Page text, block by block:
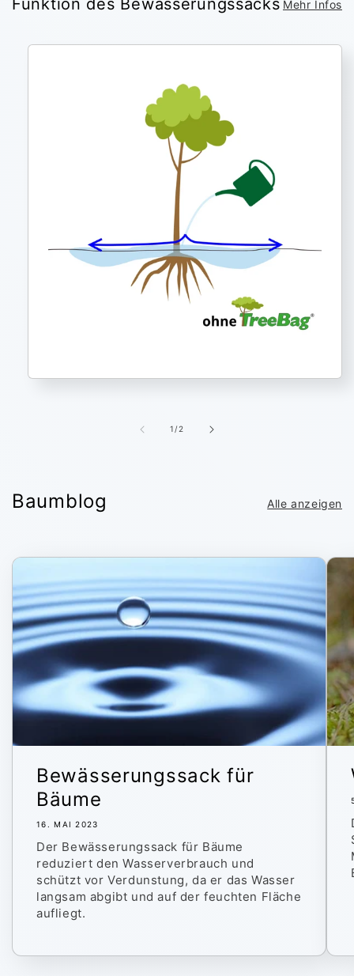
Funktion des Bewässerungssacks Mehr Infos
1 /von
2
Baumblog Alle anzeigen
Bewässerungssack für
Bäume
16. MAI 2023
Der Bewässerungssack für Bäume
reduziert den Wasserverbrauch und
schützt vor Verdunstung, da er das Wasser
langsam abgibt und auf der feuchten Fläche
aufliegt.